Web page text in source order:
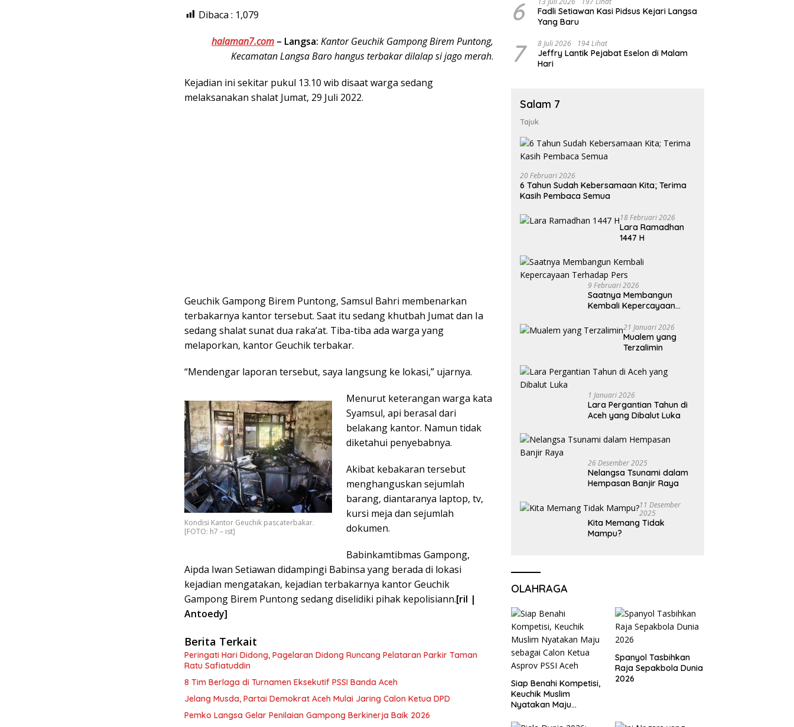
Dibaca : 1,079
halaman7.com – Langsa: Kantor Geuchik Gampong Birem Puntong,
Kecamatan Langsa Baro hangus terbakar dilalap si jago merah.
Kejadian ini sekitar pukul 13.10 wib disaat warga sedang
melaksanakan shalat Jumat, 29 Juli 2022.
Geuchik Gampong Birem Puntong, Samsul Bahri membenarkan
terbakarnya kantor tersebut. Saat itu sedang khutbah Jumat dan Ia
sedang shalat sunat dua raka’at. Tiba-tiba ada warga yang
melaporkan, kantor Geuchik terbakar.
“Mendengar laporan tersebut, saya langsung ke lokasi,” ujarnya.
Kondisi Kantor Geuchik pascaterbakar.
[FOTO: h7 – ist]
Menurut keterangan warga kata
Syamsul, api berasal dari
belakang kantor. Namun tidak
diketahui penyebabnya.
Akibat kebakaran tersebut
menghanguskan sejumlah
barang, diantaranya laptop, tv,
kursi meja dan sejumlah
dokumen.
Babinkamtibmas Gampong,
Aipda Iwan Setiawan didampingi Babinsa yang berada di lokasi
kejadian mengatakan, kejadian terbakarnya kantor Geuchik
Gampong Birem Puntong sedang diselidiki pihak kepolisiann.[ril |
Antoedy]
Berita Terkait
Peringati Hari Didong, Pagelaran Didong Runcang Pelataran Parkir Taman
Ratu Safiatuddin
8 Tim Berlaga di Turnamen Eksekutif PSSI Banda Aceh
Jelang Musda, Partai Demokrat Aceh Mulai Jaring Calon Ketua DPD
Pemko Langsa Gelar Penilaian Gampong Berkinerja Baik 2026
6
Fadli Setiawan Kasi Pidsus Kejari Langsa
Yang Baru
7 8 Juli 2026 194 Lihat
Jeffry Lantik Pejabat Eselon di Malam
Hari
Salam 7
Tajuk
20 Februari 2026
6 Tahun Sudah Kebersamaan Kita; Terima
Kasih Pembaca Semua
18 Februari 2026
Lara Ramadhan
1447 H
9 Februari 2026
Saatnya Membangun
Kembali Kepercayaan
21 Januari 2026
Mualem yang
Terzalimin
1 Januari 2026
Lara Pergantian Tahun di
Aceh yang Dibalut Luka
26 Desember 2025
Nelangsa Tsunami dalam
Hempasan Banjir Raya
11 Desember
2025
Kita Memang Tidak
Mampu?
OLAHRAGA
Siap Benahi Kompetisi,
Keuchik Muslim
Nyatakan Maju
Spanyol Tasbihkan
Raja Sepakbola Dunia
2026